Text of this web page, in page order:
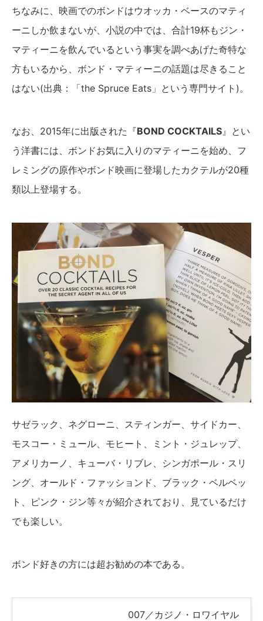
ちなみに、映画でのボンドはウオッカ・ベースのマティ
ーニしか飲まないが、小説の中では、合計19杯もジン・
マティーニを飲んでいるという事実を調べあげた奇特な
方もいるから、ボンド・マティーニの話題は尽きること
はない(出典：「the Spruce Eats」という専門サイト)。
なお、2015年に出版された『BOND COCKTAILS 』とい
う洋書には、ボンドお気に入りのマティーニを始め、フ
レミングの原作やボンド映画に登場したカクテルが20種
類以上登場する。
サゼラック、ネグローニ、スティンガー、サイドカー、
モスコー・ミュール、モヒート、ミント・ジュレップ、
アメリカーノ、キューバ・リブレ、シンガポール・スリ
ング、オールド・ファッションド、ブラック・ベルベッ
ト、ピンク・ジン等々が紹介されており、見ているだけ
でも楽しい。
ボンド好きの方には超お勧めの本である。
007／カジノ・ロワイヤル